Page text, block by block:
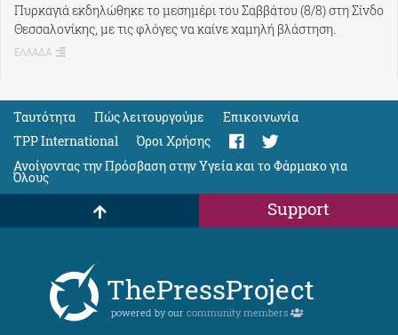
Πυρκαγιά εκδηλώθηκε το μεσημέρι του Σαββάτου (8/8) στη Σίνδο
Θεσσαλονίκης, με τις φλόγες να καίνε χαμηλή βλάστηση.
ΕΛΛΑΔΑ
Ταυτότητα Πώς λειτουργούμε
Eπικοινωνία
TPP International
Όροι Χρήσης
Ανοίγοντας την Πρόσβαση στην Υγεία και το Φάρμακο για
Όλους
Support
ThePressProject
powered by our community members